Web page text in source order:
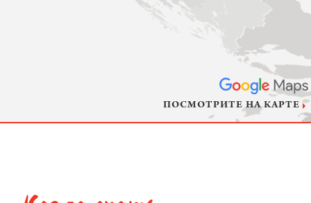
ПОСМОТРИТЕ НА КАРТЕ